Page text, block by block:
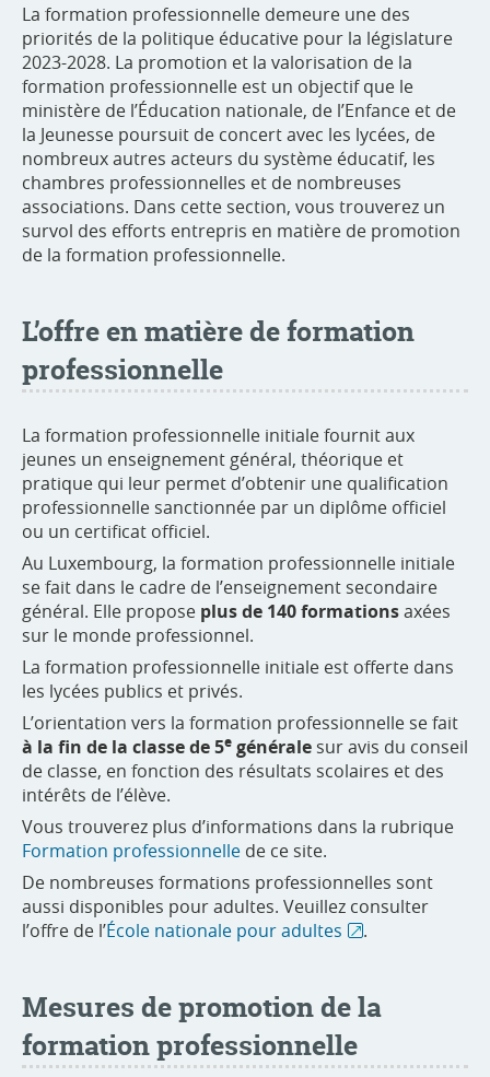
La formation professionnelle demeure une des
priorités de la politique éducative pour la législature
2023-2028. La promotion et la valorisation de la
formation professionnelle est un objectif que le
ministère de l’Éducation nationale, de l’Enfance et de
la Jeunesse poursuit de concert avec les lycées, de
nombreux autres acteurs du système éducatif, les
chambres professionnelles et de nombreuses
associations. Dans cette section, vous trouverez un
survol des efforts entrepris en matière de promotion
de la formation professionnelle.
L’offre en matière de formation
professionnelle
La formation professionnelle initiale fournit aux
jeunes un enseignement général, théorique et
pratique qui leur permet d’obtenir une qualification
professionnelle sanctionnée par un diplôme officiel
ou un certificat officiel.
Au Luxembourg, la formation professionnelle initiale
se fait dans le cadre de l’enseignement secondaire
général. Elle propose plus de 140 formationsaxées
sur le monde professionnel.
La formation professionnelle initiale est offerte dans
les lycées publics et privés.
L’orientation vers la formation professionnelle se fait
à la fin de la classe de 5e générale sur avis du conseil
de classe, en fonction des résultats scolaires et des
intérêts de l’élève.
Vous trouverez plus d’informations dans la rubrique
Formation professionnelle de ce site.
De nombreuses formations professionnelles sont
aussi disponibles pour adultes. Veuillez consulter
l’offre de l’École nationale pour adultes .
Mesures de promotion de la
formation professionnelle